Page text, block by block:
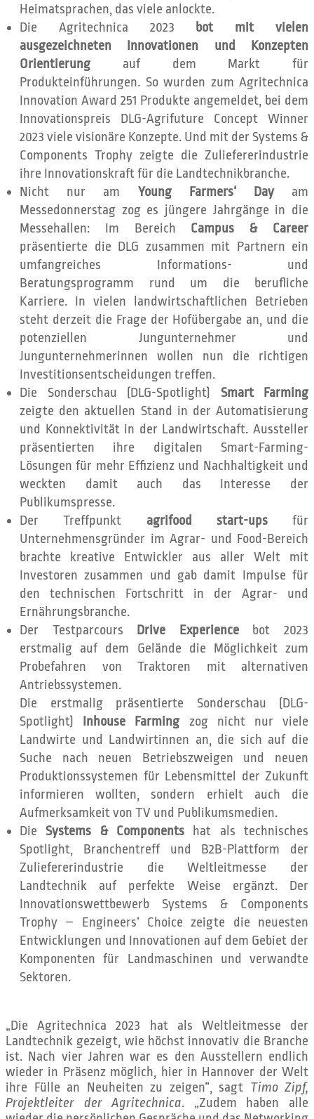
Heimatsprachen, das viele anlockte.
Die Agritechnica 2023 bot mit vielen
ausgezeichneten Innovationen und Konzepten
Orientierung auf dem Markt für
Produkteinführungen. So wurden zum Agritechnica
Innovation Award 251 Produkte angemeldet, bei dem
Innovationspreis DLG-Agrifuture Concept Winner
2023 viele visionäre Konzepte. Und mit der Systems &
Components Trophy zeigte die Zuliefererindustrie
ihre Innovationskraft für die Landtechnikbranche.
Nicht nur am Young Farmers‘ Day am
Messedonnerstag zog es jüngere Jahrgänge in die
Messehallen: Im Bereich Campus & Career
präsentierte die DLG zusammen mit Partnern ein
umfangreiches Informations- und
Beratungsprogramm rund um die berufliche
Karriere. In vielen landwirtschaftlichen Betrieben
steht derzeit die Frage der Hofübergabe an, und die
potenziellen Jungunternehmer und
Jungunternehmerinnen wollen nun die richtigen
Investitionsentscheidungen treffen.
Die Sonderschau (DLG-Spotlight) Smart Farming
zeigte den aktuellen Stand in der Automatisierung
und Konnektivität in der Landwirtschaft. Aussteller
präsentierten ihre digitalen Smart-Farming-
Lösungen für mehr Effizienz und Nachhaltigkeit und
weckten damit auch das Interesse der
Publikumspresse.
Der Treffpunkt agrifood start-ups für
Unternehmensgründer im Agrar- und Food-Bereich
brachte kreative Entwickler aus aller Welt mit
Investoren zusammen und gab damit Impulse für
den technischen Fortschritt in der Agrar- und
Ernährungsbranche.
Der Testparcours Drive Experience bot 2023
erstmalig auf dem Gelände die Möglichkeit zum
Probefahren von Traktoren mit alternativen
Antriebssystemen.
Die erstmalig präsentierte Sonderschau (DLG-
Spotlight) Inhouse Farming zog nicht nur viele
Landwirte und Landwirtinnen an, die sich auf die
Suche nach neuen Betriebszweigen und neuen
Produktionssystemen für Lebensmittel der Zukunft
informieren wollten, sondern erhielt auch die
Aufmerksamkeit von TV und Publikumsmedien.
Die Systems & Components
hat als technisches
Spotlight, Branchentreff und B2B-Plattform der
Zuliefererindustrie die Weltleitmesse der
Landtechnik auf perfekte Weise ergänzt. Der
Innovationswettbewerb Systems & Components
Trophy – Engineers‘ Choice zeigte die neuesten
Entwicklungen und Innovationen auf dem Gebiet der
Komponenten für Landmaschinen und verwandte
Sektoren.
„Die Agritechnica 2023 hat als Weltleitmesse der
Landtechnik gezeigt, wie höchst innovativ die Branche
ist. Nach vier Jahren war es den Ausstellern endlich
wieder in Präsenz möglich, hier in Hannover der Welt
ihre Fülle an Neuheiten zu zeigen“, sagt Timo Zipf,
Projektleiter der Agritechnica. „Zudem haben alle